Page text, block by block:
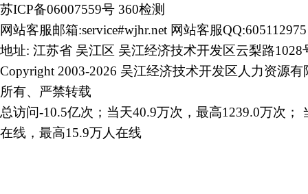
苏ICP备06007559号 360检测
网站客服邮箱:service#wjhr.net 网站客服QQ:605112975
地址: 江苏省 吴江区 吴江经济技术开发区云梨路1028
Copyright 2003-2026 吴江经济技术开发区人力资源有
所有、严禁转载
总访问-10.5亿次；当天40.9万次，最高1239.0万次；
在线，最高15.9万人在线